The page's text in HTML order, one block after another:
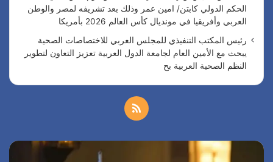
الحكم الدولي كابتن/ امين عمر وذلك بعد تشريفه لمصر والوطن
العربي وأفريقيا في مونديال كأس العالم 2026 بأمريكا
رئيس المكتب التنفيذي للمجلس العربي للاختصاصات الصحية
يبحث مع الأمين العام لجامعة الدول العربية تعزيز التعاون لتطوير
النظم الصحية العربية بح
س